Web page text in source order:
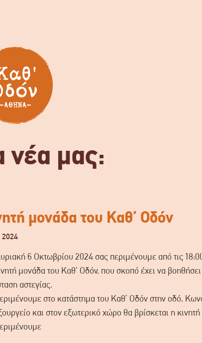
νέα μας:
μονάδα του Καθ’ Οδόν
2024
6 Οκτωβρίου 2024 σας περιμένουμε από τις
μονάδα του Καθ’ Οδόν, που σκοπό έχει να
αστεγίας.
στο κατάστημα του Καθ’ Οδόν στην οδό,
και στον εξωτερικό χώρο θα βρίσκεται η